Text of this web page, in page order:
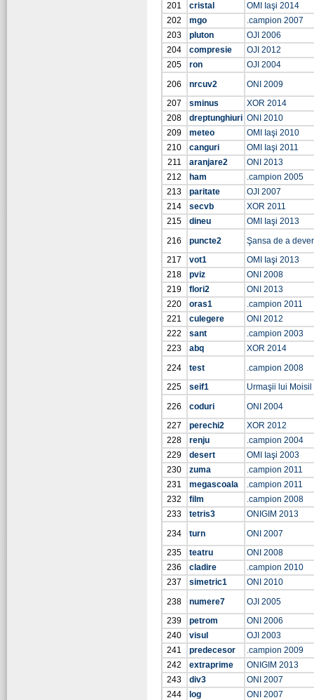
201
cristal
OMI Iaşi 2014
202
mgo
.campion 2007
203
pluton
OJI 2006
204
compresie
OJI 2012
205
ron
OJI 2004
206
nrcuv2
ONI 2009
207
sminus
XOR 2014
208
dreptunghiuri ONI 2010
209
meteo
OMI Iaşi 2010
210
canguri
OMI Iaşi 2011
211
aranjare2
ONI 2013
212
ham
.campion 2005
213
paritate
OJI 2007
214
secvb
XOR 2011
215
dineu
OMI Iaşi 2013
216
puncte2
Şansa de a
217
vot1
OMI Iaşi 2013
218
pviz
ONI 2008
219
flori2
ONI 2013
220
oras1
.campion 2011
221
culegere
ONI 2012
222
sant
.campion 2003
223
abq
XOR 2014
224
test
.campion 2008
225
seif1
Urmaşii lui Moisil
226
coduri
ONI 2004
227
perechi2
XOR 2012
228
renju
.campion 2004
229
desert
OMI Iaşi 2003
230
zuma
.campion 2011
231
megascoala
.campion 2011
232
film
.campion 2008
233
tetris3
ONIGIM 2013
234
turn
ONI 2007
235
teatru
ONI 2008
236
cladire
.campion 2010
237
simetric1
ONI 2010
238
numere7
OJI 2005
239
petrom
ONI 2006
240
visul
OJI 2003
241
predecesor
.campion 2009
242
extraprime
ONIGIM 2013
243
div3
ONI 2007
244
log
ONI 2007